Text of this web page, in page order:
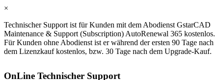
×
Technischer Support ist für Kunden mit dem Abodienst GstarCAD
Maintenance & Support (Subscription) AutoRenewal 365 kostenlos.
Für Kunden ohne Abodienst ist er während der ersten 90 Tage nach
dem Lizenzkauf kostenlos, bzw. 30 Tage nach dem Upgrade-Kauf.
OnLine Technischer Support